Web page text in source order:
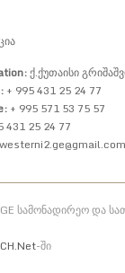
ქ.ქუთაისი
+ 995 431 25 24 77
+ 995 571 53 75 57
431 25 24 77
westerni2.ge@gmail.com
სამონადირეო და
-ში